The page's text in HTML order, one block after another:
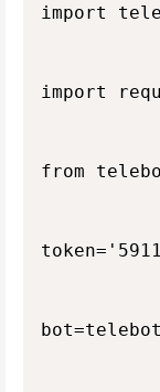
import
import
from